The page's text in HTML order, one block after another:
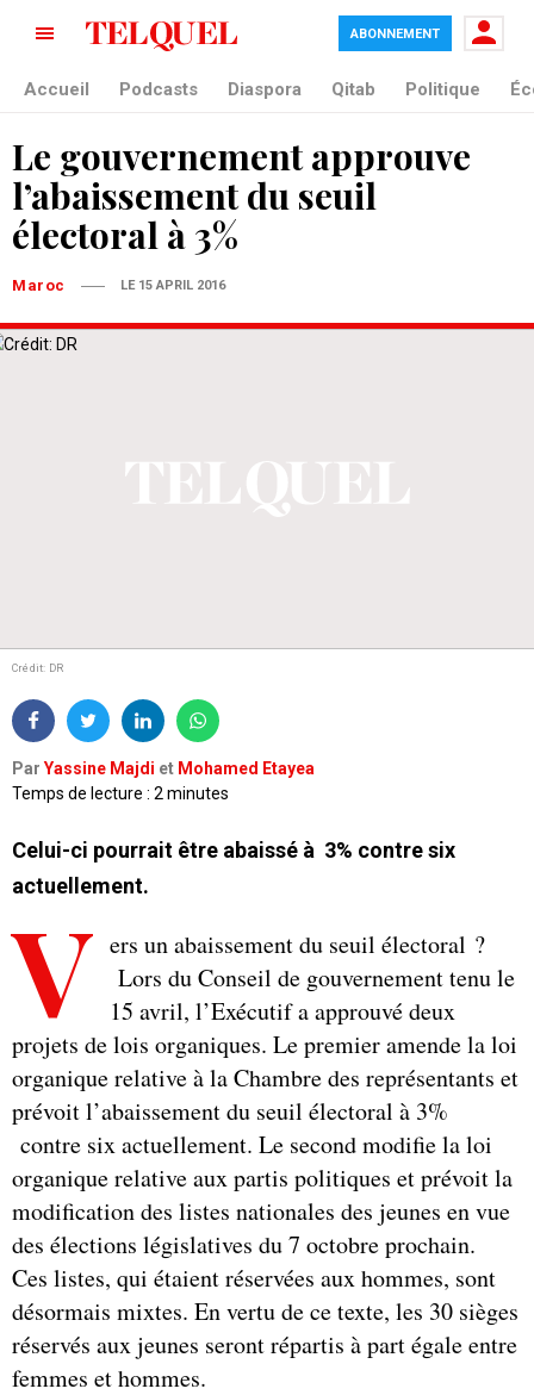
ABONNEMENT
Accueil Podcasts Diaspora Qitab Politique
Le gouvernement approuve
l’abaissement du seuil
électoral à 3%
Maroc LE 15 APRIL 2016
Crédit: DR
Par Yassine Majdi et Mohamed Etayea
Temps de lecture : 2 minutes
Celui-ci pourrait être abaissé à 3% contre six
actuellement.
V ers un abaissement du seuil électoral ?
Lors du Conseil de gouvernement tenu le
15 avril, l’Exécutif a approuvé deux
projets de lois organiques. Le premier amende la loi
organique relative à la Chambre des représentants et
prévoit l’abaissement du seuil électoral à 3%
contre six actuellement. Le second modifie la loi
organique relative aux partis politiques et prévoit la
modification des listes nationales des jeunes en vue
des élections législatives du 7 octobre prochain.
Ces listes, qui étaient réservées aux hommes, sont
désormais mixtes. En vertu de ce texte, les 30 sièges
réservés aux jeunes seront répartis à part égale entre
femmes et hommes.